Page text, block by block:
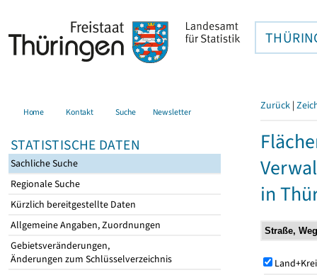
Home Kontakt Suche Newsletter
STATISTISCHE DATEN
Sachliche Suche
Regionale Suche
Kürzlich bereitgestellte Daten
Allgemeine Angaben, Zuordnungen
Gebietsveränderungen,
Änderungen zum Schlüsselverzeichnis
Zurück |
in